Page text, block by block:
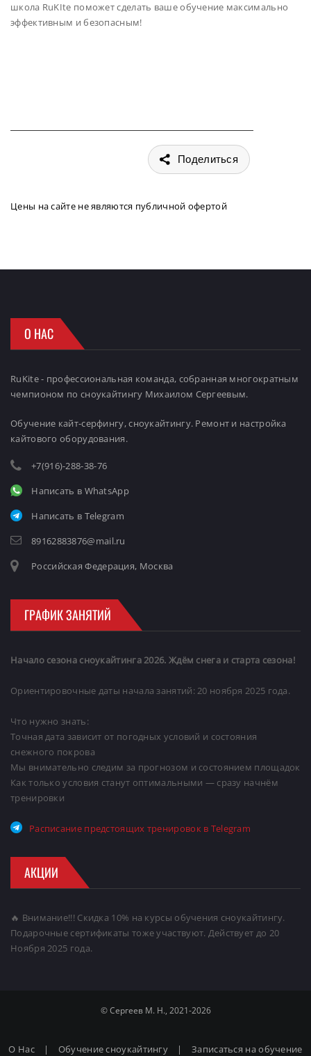
школа RuKIte поможет сделать ваше обучение максимально
эффективным и безопасным!
Поделиться
Цены на сайте не являются публичной офертой
О НАС
RuKite - профессиональная команда, собранная многократным
чемпионом по сноукайтингу Михаилом Сергеевым.
Обучение кайт-серфингу, сноукайтингу. Ремонт и настройка
кайтового оборудования.
+7(916)-288-38-76
Написать в WhatsApp
Написать в Telegram
89162883876@mail.ru
Российская Федерация, Москва
ГРАФИК ЗАНЯТИЙ
Начало сезона сноукайтинга 2026. Ждём снега и старта сезона!
Ориентировочные даты начала занятий: 20 ноября 2025 года.
Что нужно знать:
Точная дата зависит от погодных условий и состояния
снежного покрова
Мы внимательно следим за прогнозом и состоянием площадок
Как только условия станут оптимальными — сразу начнём
тренировки
Расписание предстоящих тренировок в Telegram
АКЦИИ
🔥 Внимание!!! Скидка 10% на курсы обучения сноукайтингу.
Подарочные сертификаты тоже участвуют. Действует до 20
Ноября 2025 года.
© Сергеев М. Н., 2021-2026
О Нас | Обучение сноукайтингу | Записаться на обучение